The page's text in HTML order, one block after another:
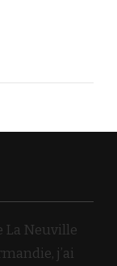
La Neuville
j’ai